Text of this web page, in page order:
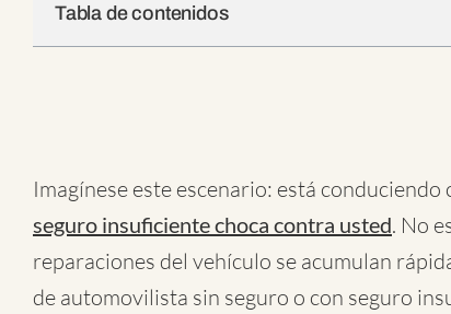
Tabla de contenidos
Imagínese este escenario: está conduciendo
seguro insuficiente choca contra usted. No
reparaciones del vehículo se acumulan
de automovilista sin seguro o con seguro